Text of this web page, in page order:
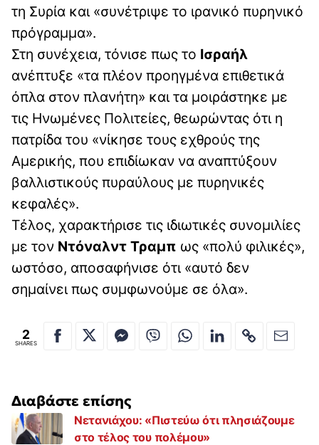
τη Συρία και «συνέτριψε το ιρανικό πυρηνικό
πρόγραμμα».
Στη συνέχεια, τόνισε πως το Ισραήλ
ανέπτυξε «τα πλέον προηγμένα επιθετικά
όπλα στον πλανήτη» και τα μοιράστηκε με
τις Ηνωμένες Πολιτείες, θεωρώντας ότι η
πατρίδα του «νίκησε τους εχθρούς της
Αμερικής, που επιδίωκαν να αναπτύξουν
βαλλιστικούς πυραύλους με πυρηνικές
κεφαλές».
Τέλος, χαρακτήρισε τις ιδιωτικές συνομιλίες
με τον Ντόναλντ Τραμπ ως «πολύ φιλικές»,
ωστόσο, αποσαφήνισε ότι «αυτό δεν
σημαίνει πως συμφωνούμε σε όλα».
2
SHARES
Διαβάστε επίσης
Νετανιάχου: «Πιστεύω ότι πλησιάζουμε
στο τέλος του πολέμου»